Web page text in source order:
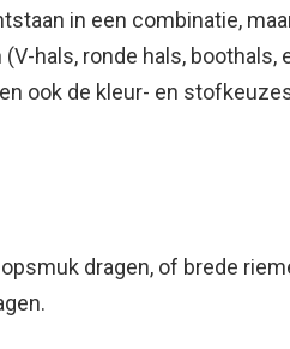
in een combinatie,
hals, ronde hals, boothals,
ook de kleur- en
dragen, of brede